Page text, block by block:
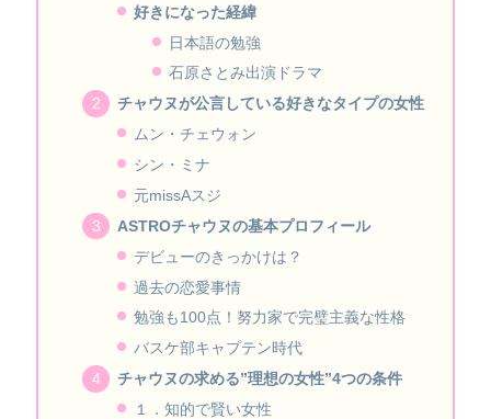
好きになった経緯
日本語の勉強
石原さとみ出演ドラマ
チャウヌが公言している好きなタイプの女性
ムン・チェウォン
シン・ミナ
元missAスジ
ASTROチャウヌの基本プロフィール
デビューのきっかけは？
過去の恋愛事情
勉強も100点！努力家で完璧主義な性格
バスケ部キャプテン時代
チャウヌの求める”理想の女性”4つの条件
１．知的で賢い女性